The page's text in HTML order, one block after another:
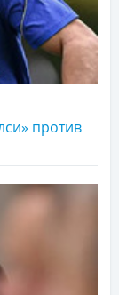
против